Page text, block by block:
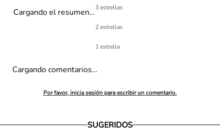
Cargando el resumen…3 estrellas
2 estrellas
1 estrella
Por favor, inicia sesión para escribir un comentario.
Cargando comentarios…
SUGERIDOS